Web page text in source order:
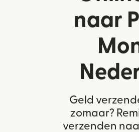
naar
Geld
zomaar?
verzenden